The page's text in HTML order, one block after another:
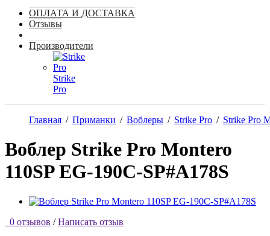
ОПЛАТА И ДОСТАВКА
Отзывы
Производители
Strike
Pro
Главная / Приманки / Воблеры / Strike Pro / Strike Pro
Воблер Strike Pro Montero
110SP EG-190C-SP#A178S
0 отзывов / Написать отзыв